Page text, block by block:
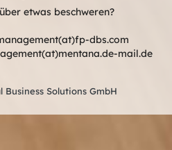
etwas beschweren?
dbs.com
mail.de
Business Solutions GmbH